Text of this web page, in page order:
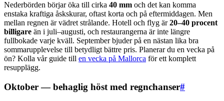
Nederbörden börjar öka till cirka 40 mm och det kan komma
enstaka kraftiga åskskurar, oftast korta och på eftermiddagen. Men
mellan regnen är vädret strålande. Hotell och flyg är20–40 procent
billigare än i juli–augusti, och restaurangerna är inte längre
fullbokade varje kväll. September bjuder på en nästan lika bra
sommarupplevelse till betydligt bättre pris. Planerar du en vecka på
ön? Kolla vår guide till en vecka på Mallorca för ett komplett
resupplägg.
Oktober — behaglig höst med regnchanser#